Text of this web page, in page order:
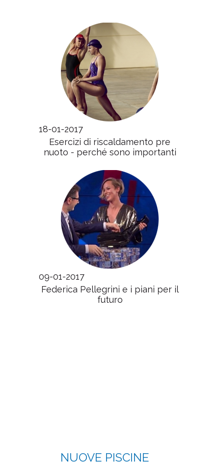
18-01-2017
Esercizi di riscaldamento pre
nuoto - perché sono importanti
09-01-2017
Federica Pellegrini e i piani per il
futuro
NUOVE PISCINE